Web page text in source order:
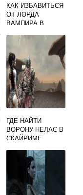
КАК ИЗБАВИТЬСЯ
ОТ ЛОРДА
ВАМПИРА В
ГДЕ НАЙТИ
ВОРОНУ НЕЛАС В
СКАЙРИМЕ